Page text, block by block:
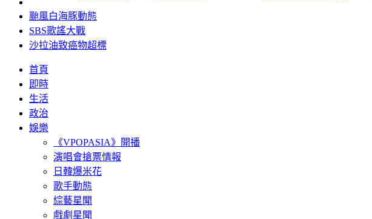
颱風白海豚動態
SBS歌謠大戰
沙拉油致癌物超標
首頁
即時
生活
政治
娛樂
《VPOPASIA》開播
演唱會搶票情報
日韓爆米花
歌手動態
綜藝星聞
戲劇星聞